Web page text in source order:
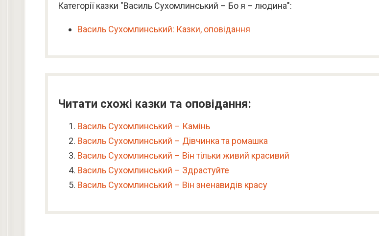
Категорії казки "Василь Сухомлинський – Бо я – людина":
Василь Сухомлинський: Казки, оповідання
Читати схожі казки та оповідання:
Василь Сухомлинський – Камінь
Василь Сухомлинський – Дівчинка та ромашка
Василь Сухомлинський – Він тільки живий красивий
Василь Сухомлинський – Здрастуйте
Василь Сухомлинський – Він зненавидів красу